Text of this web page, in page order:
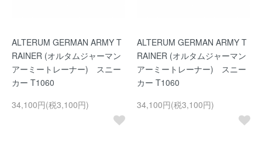
ALTERUM GERMAN ARMY T
RAINER (オルタムジャーマン
アーミートレーナー) スニー
カー T1060
34,100円(税3,100円)
ALTERUM GERMAN ARMY T
RAINER (オルタムジャーマン
アーミートレーナー) スニー
カー T1060
34,100円(税3,100円)